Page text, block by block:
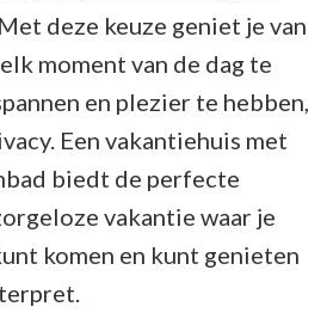
deze keuze geniet je van
moment van de dag te
en plezier te hebben,
Een vakantiehuis met
biedt de perfecte
vakantie waar je
komen en kunt genieten